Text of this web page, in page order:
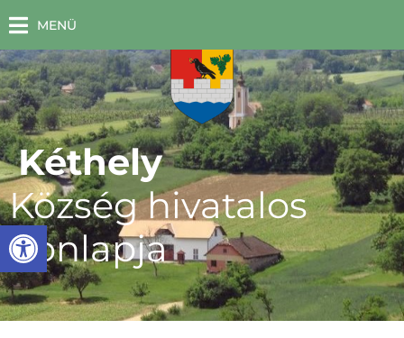
Eszköztár megnyitása
MENÜ
Kéthely
Község hivatalos
honlapja